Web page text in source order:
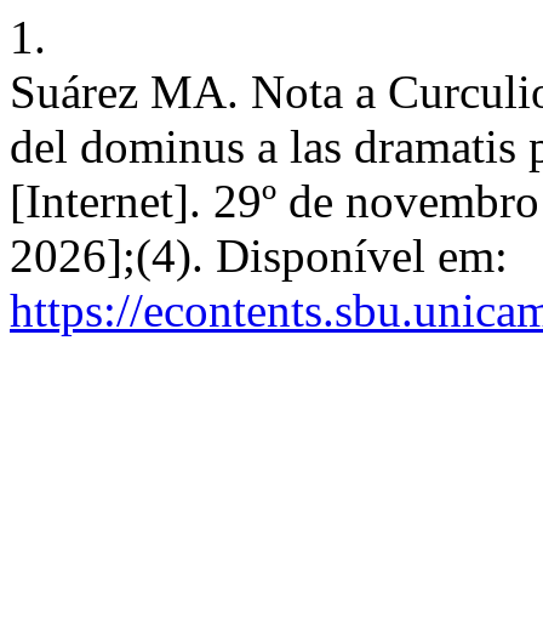
1.
Suárez MA. Nota a
del dominus a las dramatis
[Internet]. 29º de
2026];(4). Disponível em:
https://